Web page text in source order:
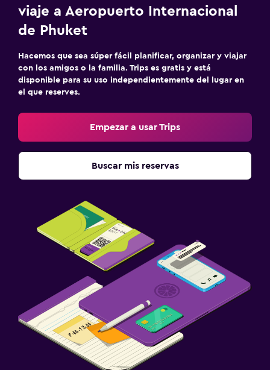
viaje a Aeropuerto Internacional
de Phuket
Hacemos que sea súper fácil planificar, organizar y viajar
con los amigos o la familia. Trips es gratis y está
disponible para su uso independientemente del lugar en
el que reserves.
Empezar a usar Trips
Buscar mis reservas